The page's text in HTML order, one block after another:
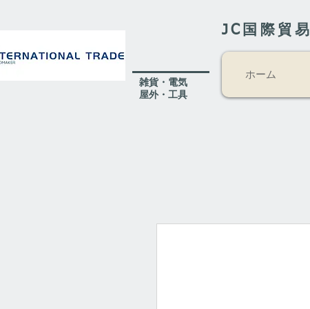
JC国際貿易
​雑貨・電気
​屋外・工具
ホーム